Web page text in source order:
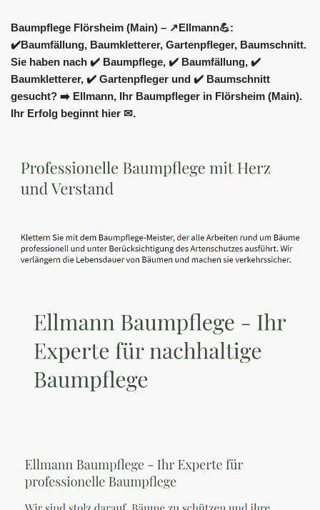
Baumpflege Flörsheim (Main) – ↗️Ellmann💪:
✔️Baumfällung, Baumkletterer, Gartenpfleger, Baumschnitt.
Sie haben nach ✔️ Baumpflege, ✔️ Baumfällung, ✔️
Baumkletterer, ✔️ Gartenpfleger und ✔️ Baumschnitt
gesucht? ➡️ Ellmann, Ihr Baumpfleger in Flörsheim (Main).
Ihr Erfolg beginnt hier ✉.